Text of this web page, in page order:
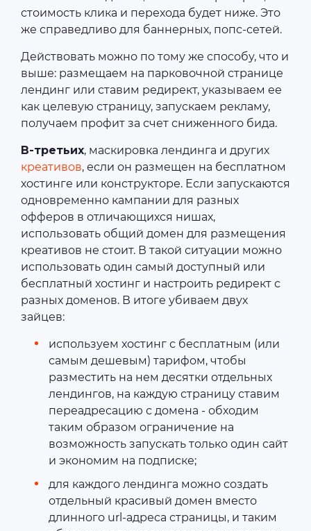
стоимость клика и перехода будет ниже. Это
же справедливо для баннерных, попс-сетей.
Действовать можно по тому же способу, что и
выше: размещаем на парковочной странице
лендинг или ставим редирект, указываем ее
как целевую страницу, запускаем рекламу,
получаем профит за счет сниженного бида.
В-третьих, маскировка лендинга и других
креативов, если он размещен на бесплатном
хостинге или конструкторе. Если запускаются
одновременно кампании для разных
офферов в отличающихся нишах,
использовать общий домен для размещения
креативов не стоит. В такой ситуации можно
использовать один самый доступный или
бесплатный хостинг и настроить редирект с
разных доменов. В итоге убиваем двух
зайцев:
используем хостинг с бесплатным (или
самым дешевым) тарифом, чтобы
разместить на нем десятки отдельных
лендингов, на каждую страницу ставим
переадресацию с домена - обходим
таким образом ограничение на
возможность запускать только один сайт
и экономим на подписке;
для каждого лендинга можно создать
отдельный красивый домен вместо
длинного url-адреса страницы, и таким